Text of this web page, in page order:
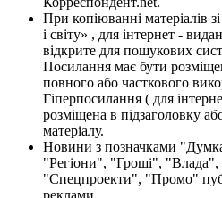
При копіюванні матеріалів
і світу» , для інтернет -
відкрите для пошукових
Посилання має бути
повного або часткового
Гіперпосилання ( для
розміщена в підзаголовку
матеріалу.
Новини з позначками
"Регіони", "Гроші",
"Спецпроекти", "Промо"